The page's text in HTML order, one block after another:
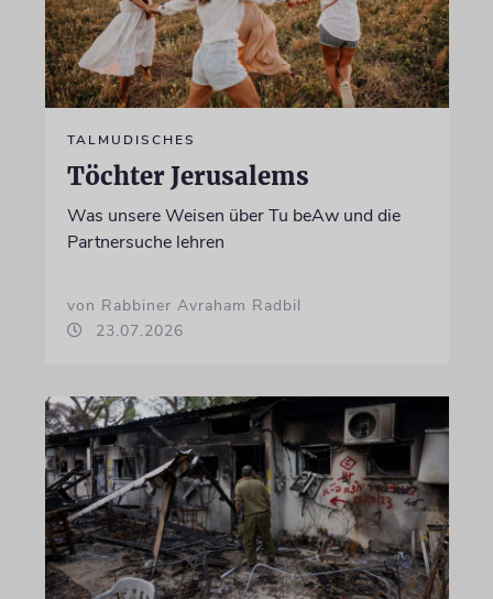
TALMUDISCHES
Töchter Jerusalems
Was unsere Weisen über Tu beAw und die
Partnersuche lehren
von Rabbiner Avraham Radbil
23.07.2026